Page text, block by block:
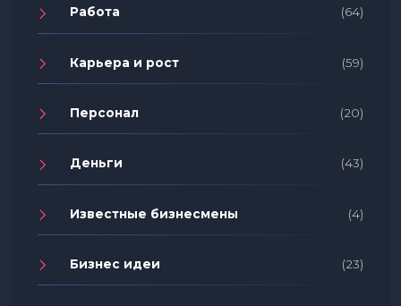
Работа (64)
Карьера и рост (59)
Персонал (20)
Деньги (43)
Известные бизнесмены (4)
Бизнес идеи (23)